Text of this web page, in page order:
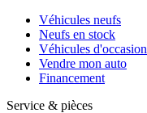
Véhicules neufs
Neufs en stock
Véhicules d'occasion
Vendre mon auto
Financement
Service & pièces